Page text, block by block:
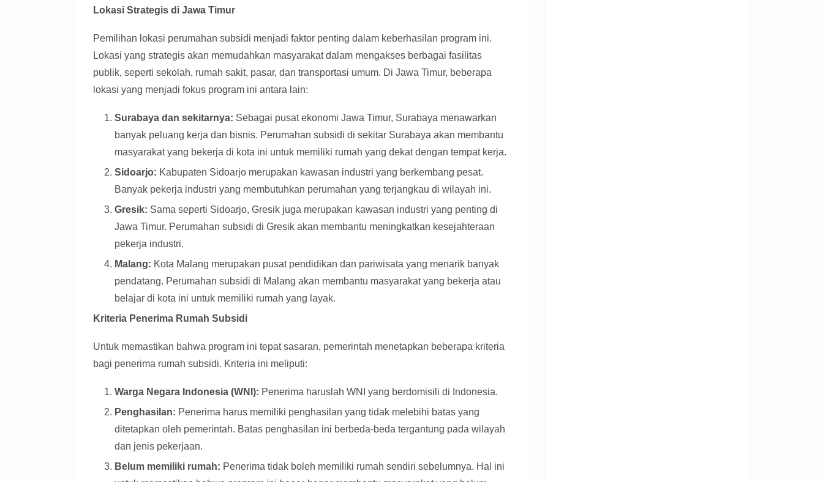
Lokasi Strategis di Jawa Timur
Pemilihan lokasi perumahan subsidi menjadi faktor penting dalam keberhasilan program ini.
Lokasi yang strategis akan memudahkan masyarakat dalam mengakses berbagai fasilitas
publik, seperti sekolah, rumah sakit, pasar, dan transportasi umum. Di Jawa Timur, beberapa
lokasi yang menjadi fokus program ini antara lain:
Surabaya dan sekitarnya: Sebagai pusat ekonomi Jawa Timur, Surabaya menawarkan
banyak peluang kerja dan bisnis. Perumahan subsidi di sekitar Surabaya akan membantu
masyarakat yang bekerja di kota ini untuk memiliki rumah yang dekat dengan tempat kerja.
Sidoarjo: Kabupaten Sidoarjo merupakan kawasan industri yang berkembang pesat.
Banyak pekerja industri yang membutuhkan perumahan yang terjangkau di wilayah ini.
Gresik: Sama seperti Sidoarjo, Gresik juga merupakan kawasan industri yang penting di
Jawa Timur. Perumahan subsidi di Gresik akan membantu meningkatkan kesejahteraan
pekerja industri.
Malang: Kota Malang merupakan pusat pendidikan dan pariwisata yang menarik banyak
pendatang. Perumahan subsidi di Malang akan membantu masyarakat yang bekerja atau
belajar di kota ini untuk memiliki rumah yang layak.
Kriteria Penerima Rumah Subsidi
Untuk memastikan bahwa program ini tepat sasaran, pemerintah menetapkan beberapa kriteria
bagi penerima rumah subsidi. Kriteria ini meliputi:
Warga Negara Indonesia (WNI): Penerima haruslah WNI yang berdomisili di Indonesia.
Penghasilan: Penerima harus memiliki penghasilan yang tidak melebihi batas yang
ditetapkan oleh pemerintah. Batas penghasilan ini berbeda-beda tergantung pada wilayah
dan jenis pekerjaan.
Belum memiliki rumah: Penerima tidak boleh memiliki rumah sendiri sebelumnya. Hal ini